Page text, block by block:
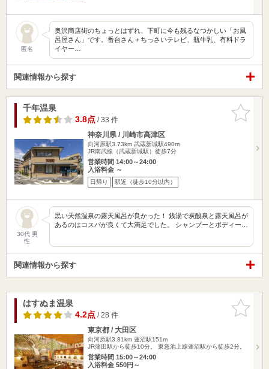
匿名
奥沢商店街のちょっとはずれ、下町に今も残るなつかしい「お風
呂屋さん」です。番台さん＋ちっさいテレビ、瓶牛乳、有料ドラ
イヤー…
関連情報から探す
お気に入
りに追加
千年温泉
3.8点/ 33 件
神奈川県 / 川崎市高津区
向河原駅3.73km 武蔵新城駅490m
JR南武線（武蔵新城駅）徒歩7分
営業時間 14:00～24:00
入浴料金 ～
日帰り 駅近（徒歩10分以内）
30代 男
性
黒い天然温泉の露天風呂が良かった！ 銭湯で炭酸泉と露天風呂が
あるのはコスパが良くて大満足でした。 シャンプーとボディー…
関連情報から探す
お気に入
りに追加
はすぬま温泉
4.2点/ 28 件
東京都 / 大田区
向河原駅3.81km 蓮沼駅151m
JR蒲田駅から徒歩10分。 東急池上線蓮沼駅から徒歩2分。
営業時間 15:00～24:00
入浴料金 550円～